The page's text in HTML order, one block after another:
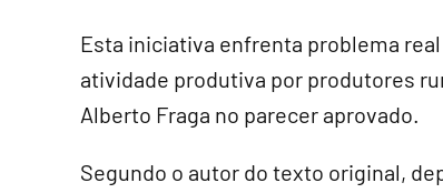
Esta iniciativa enfrenta problema
atividade produtiva por produtores
Alberto Fraga no parecer aprovado.
Segundo o autor do texto original,